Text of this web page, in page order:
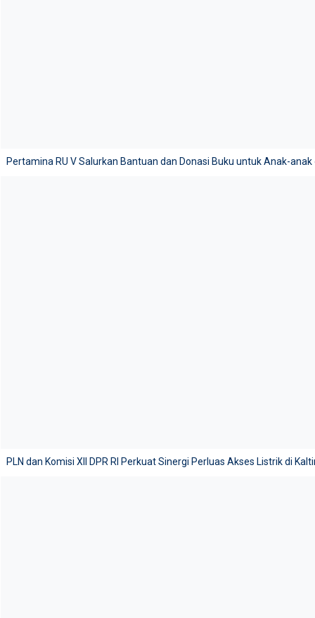
Pertamina RU V Salurkan Bantuan dan Donasi Buku untuk Anak-anak
PLN dan Komisi XII DPR RI Perkuat Sinergi Perluas Akses Listrik di